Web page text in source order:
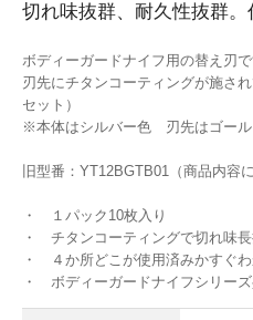
切れ味抜群、耐久性抜群
ボディーガードナイフ用の替え刃で
刃先にチタンコーティングが施さ
セット）
※本体はシルバー色 刃先はゴール
旧型番：YT12BGTB01（商品内容
・ １パック10枚入り
・ チタンコーティングで切れ味
・ ４か所どこが使用済みかすぐわ
・ ボディーガードナイフシリー